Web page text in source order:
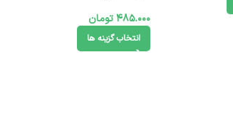
485.000تومان
انتخاب گزینه ها